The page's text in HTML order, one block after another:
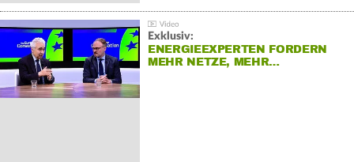
Exklusiv:
ENERGIEEXPERTEN FORDERN
MEHR NETZE, MEHR…